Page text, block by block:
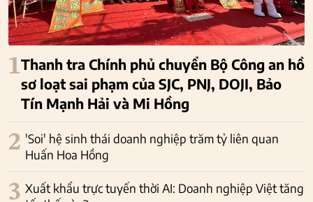
1Thanh tra Chính phủ chuyển Bộ Công an hồ
sơ loạt sai phạm của SJC, PNJ, DOJI, Bảo
Tín Mạnh Hải và Mi Hồng
2 'Soi' hệ sinh thái doanh nghiệp trăm tỷ liên quan
Huấn Hoa Hồng
3 Xuất khẩu trực tuyến thời AI: Doanh nghiệp Việt tăng